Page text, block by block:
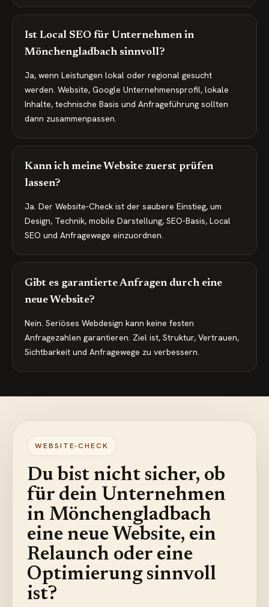
Ist Local SEO für Unternehmen in
Mönchengladbach sinnvoll?
Ja, wenn Leistungen lokal oder regional gesucht
werden. Website, Google Unternehmensprofil, lokale
Inhalte, technische Basis und Anfrageführung sollten
dann zusammenpassen.
Kann ich meine Website zuerst prüfen
lassen?
Ja. Der Website-Check ist der saubere Einstieg, um
Design, Technik, mobile Darstellung, SEO-Basis, Local
SEO und Anfragewege einzuordnen.
Gibt es garantierte Anfragen durch eine
neue Website?
Nein. Seriöses Webdesign kann keine festen
Anfragezahlen garantieren. Ziel ist, Struktur, Vertrauen,
Sichtbarkeit und Anfragewege zu verbessern.
WEBSITE-CHECK
Du bist nicht sicher, ob
für dein Unternehmen
in Mönchengladbach
eine neue Website, ein
Relaunch oder eine
Optimierung sinnvoll
ist?